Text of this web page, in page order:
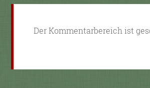
Der Kommentarbereich ist